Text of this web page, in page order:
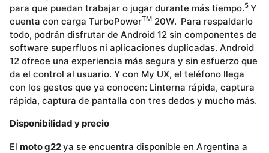
para que puedan trabajar o jugar durante más tiempo.5 Y
cuenta con carga TurboPowerTM 20W. Para respaldarlo
todo, podrán disfrutar de Android 12 sin componentes de
software superfluos ni aplicaciones duplicadas. Android
12 ofrece una experiencia más segura y sin esfuerzo que
da el control al usuario. Y con My UX, el teléfono llega
con los gestos que ya conocen: Linterna rápida, captura
rápida, captura de pantalla con tres dedos y mucho más.
Disponibilidad y precio
El moto g22ya se encuentra disponible en Argentina a